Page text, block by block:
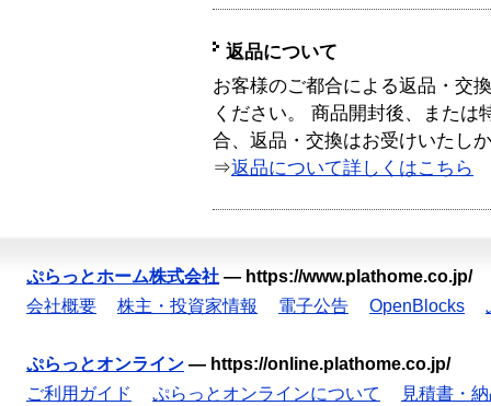
返品について
お客様のご都合による返品・交
ください。 商品開封後、または
合、返品・交換はお受けいたし
⇒返品について詳しくはこちら
ぷらっとホーム株式会社 — https://www.plathome.co.jp/
会社概要
株主・投資家情報 電子公告 OpenBlocks
ぷらっとオンライン — https://online.plathome.co.jp/
ご利用ガイド
ぷらっとオンラインについて 見積書・